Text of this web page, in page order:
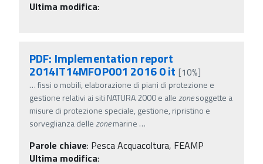
Ultima modifica:
PDF: Implementation report
2014IT14MFOP001 2016 0 it [10%]
…fissi o mobili, elaborazione di piani di protezione e
gestione relativi ai siti NATURA 2000 e allezonesoggette a
misure di protezione speciale, gestione, ripristino e
sorveglianza dellezonemarine …
Parole chiave: Pesca Acquacoltura, FEAMP
Ultima modifica: